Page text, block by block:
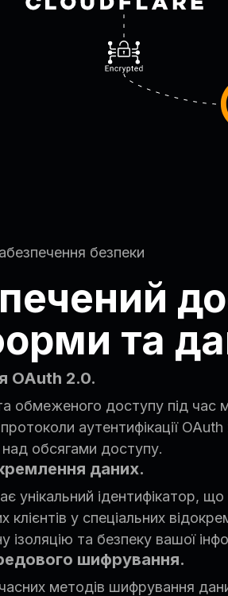
безпеки
та
OAuth 2.0.
обмеженого доступу під час
аутентифікації
обсягами доступу.
даних.
унікальний ідентифікатор,
клієнтів у спеціальних
ізоляцію та безпеку вашої
шифрування.
методів шифрування